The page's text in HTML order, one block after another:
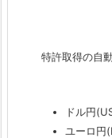
特許取得の自
ドル円
ユーロ円